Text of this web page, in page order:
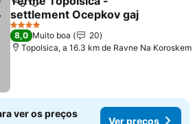
PartilharAdicionar aos favoritos
settlement Ocepkov gaj
Ver preços
4 Estrelas
8,0 Muito boa
20
Topolsica, a 16.3 km de Ravne Na Koroskem
ver os preços
Ver preços